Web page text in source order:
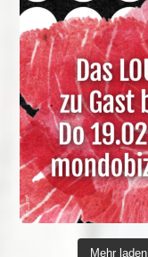
Mehr laden